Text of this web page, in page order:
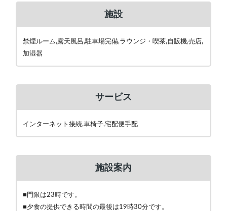
施設
禁煙ルーム,露天風呂,駐車場完備,ラウンジ・喫茶,自販機,売店,
加湿器
サービス
インターネット接続,車椅子,宅配便手配
施設案内
■門限は23時です。
■夕食の提供できる時間の最後は19時30分です。